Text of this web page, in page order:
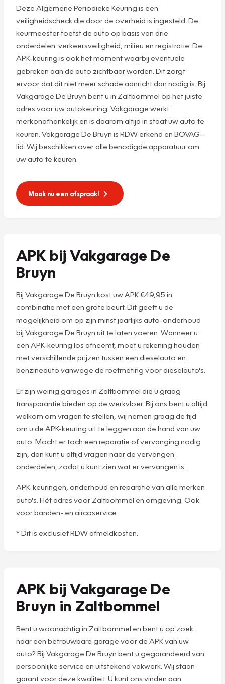
Deze Algemene Periodieke Keuring is een
veiligheidscheck die door de overheid is ingesteld. De
keurmeester toetst de auto op basis van drie
onderdelen: verkeersveiligheid, milieu en registratie. De
APK-keuring is ook het moment waarbij eventuele
gebreken aan de auto zichtbaar worden. Dit zorgt
ervoor dat dit niet meer schade aanricht dan nodig is. Bij
Vakgarage De Bruyn bent u in Zaltbommel op het juiste
adres voor uw autokeuring. Vakgarage werkt
merkonafhankelijk en is daarom altijd in staat uw auto te
keuren. Vakgarage De Bruyn is RDW erkend en BOVAG-
lid. Wij beschikken over alle benodigde apparatuur om
uw auto te keuren.
Maak nu een afspraak!
APK bij Vakgarage De
Bruyn
Bij Vakgarage De Bruyn kost uw APK €49,95 in
combinatie met een grote beurt. Dit geeft u de
mogelijkheid om op zijn minst jaarlijks auto-onderhoud
bij Vakgarage De Bruyn uit te laten voeren. Wanneer u
een APK-keuring los afneemt, moet u rekening houden
met verschillende prijzen tussen een dieselauto en
benzineauto vanwege de roetmeting voor dieselauto's.
Er zijn weinig garages in Zaltbommel die u graag
transparantie bieden op de werkvloer. Bij ons bent u altijd
welkom om vragen te stellen, wij nemen graag de tijd
om u de APK-keuring uit te leggen aan de hand van uw
auto. Mocht er toch een reparatie of vervanging nodig
zijn, dan kunt u altijd vragen naar de vervangen
onderdelen, zodat u kunt zien wat er vervangen is.
APK-keuringen, onderhoud en reparatie van alle merken
auto's. Hét adres voor Zaltbommel en omgeving. Ook
voor banden- en aircoservice.
* Dit is exclusief RDW afmeldkosten.
APK bij Vakgarage De
Bruyn in Zaltbommel
Bent u woonachtig in Zaltbommel en bent u op zoek
naar een betrouwbare garage voor de APK van uw
auto? Bij Vakgarage De Bruyn bent u gegarandeerd van
persoonlijke service en uitstekend vakwerk. Wij staan
garant voor deze kwaliteit. U kunt ons vinden aan